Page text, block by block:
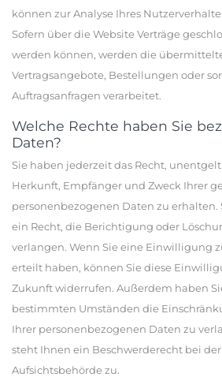
können zur Analyse Ihres
Sofern über die Website Verträge
werden können, werden die
Vertragsangebote, Bestellungen oder
Auftragsanfragen verarbeitet.
Welche Rechte haben Sie
Daten?
Sie haben jederzeit das Recht,
Herkunft, Empfänger und Zweck Ihrer
personenbezogenen Daten zu
ein Recht, die Berichtigung oder
verlangen. Wenn Sie eine Einwilligung
erteilt haben, können Sie diese
Zukunft widerrufen. Außerdem haben
bestimmten Umständen die
Ihrer personenbezogenen Daten zu
steht Ihnen ein Beschwerderecht bei
Aufsichtsbehörde zu.